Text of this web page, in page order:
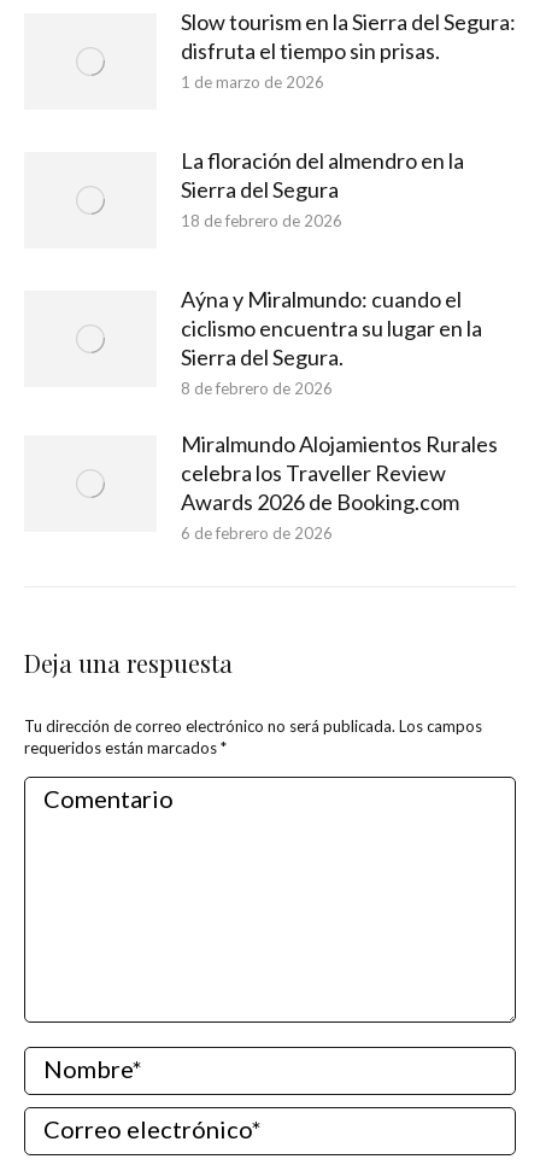
Slow tourism en la Sierra del Segura:
disfruta el tiempo sin prisas.
1 de marzo de 2026
La floración del almendro en la
Sierra del Segura
18 de febrero de 2026
Aýna y Miralmundo: cuando el
ciclismo encuentra su lugar en la
Sierra del Segura.
8 de febrero de 2026
Miralmundo Alojamientos Rurales
celebra los Traveller Review
Awards 2026 de Booking.com
6 de febrero de 2026
Deja una respuesta
Tu dirección de correo electrónico no será publicada. Los campos
requeridos están marcados*
Comentario
Nombre *
Correo electrónico *